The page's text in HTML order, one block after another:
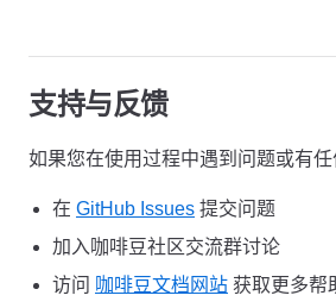
支持与反馈
如果您在使用过程中遇到问题或有任
在 GitHub Issues 提交问题
加入咖啡豆社区交流群讨论
访问 咖啡豆文档网站 获取更多帮